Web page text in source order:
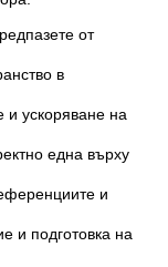
от
в
и ускоряване на
една върху
и
и подготовка на